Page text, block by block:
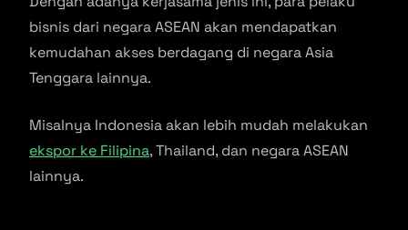
bisnis dari negara ASEAN akan mendapatkan
kemudahan akses berdagang di negara Asia
Tenggara lainnya.
Misalnya Indonesia akan lebih mudah melakukan
ekspor ke Filipina, Thailand, dan negara ASEAN
lainnya.